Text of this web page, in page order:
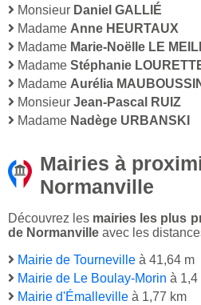
Monsieur Daniel GALLIÉ
Madame Anne HEURTAUX
Madame Marie-Noëlle LE
Madame Stéphanie
Madame Aurélia
Monsieur Jean-Pascal RUIZ
Madame Nadège URBANSKI
Mairies à
Normanville
Découvrez les mairies les plus
de Normanville avec les
Mairie de Tourneville à 41,64 m
Mairie de Le Boulay-Morin à 1,4
Mairie d'Émalleville à 1,77 km